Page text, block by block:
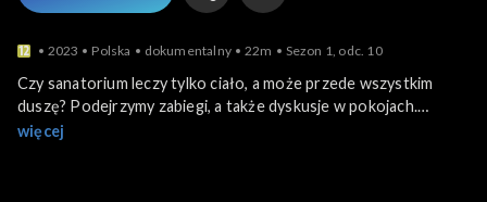
2023 Polska dokumentalny 22m Sezon 1, odc. 10
Czy sanatorium leczy tylko ciało, a może przede wszystkim
duszę? Podejrzymy zabiegi, a także dyskusje w pokojach.
Wieczorki zapoznawcze i takie, podczas których ekipa staje się
więcej